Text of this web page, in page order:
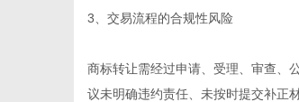
3、交易流程的合规性风险
商标转让需经过申请、受理、审查、
议未明确违约责任、未按时提交补正